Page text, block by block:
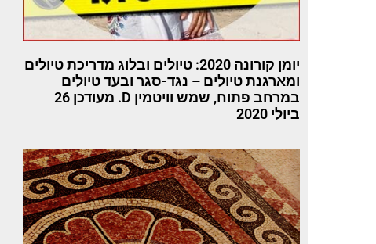
יומן קורונה 2020: טיולים ובלוג מדריכת טיולים
ומארגנת טיולים – נגד-סגר ובעד טיולים
במרחב פתוח, שמש וויטמין D. מעודכן 26
ביולי 2020